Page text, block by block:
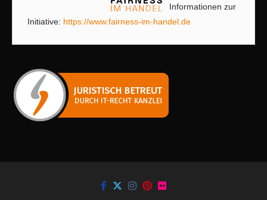
Informationen zur
Initiative: https://www.fairness-im-handel.de